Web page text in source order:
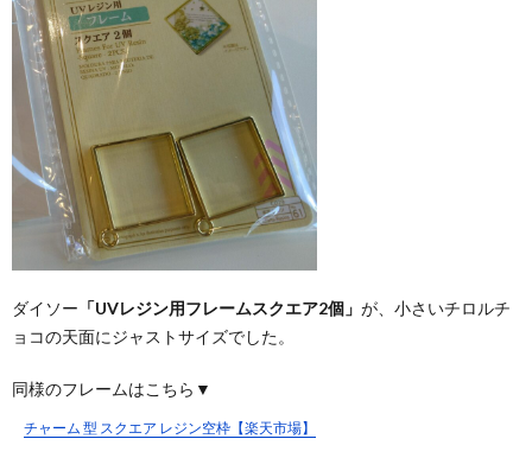
ダイソー 「UVレジン用フレームスクエア2個」 が、小さいチロルチ
ョコの天面にジャストサイズでした。
同様のフレームはこちら▼
チャーム 型 スクエア レジン空枠【楽天市場】